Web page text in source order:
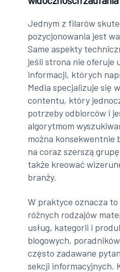
Jednym z filarów
pozycjonowania jest
Same aspekty
jeśli strona nie oferuje
informacji, których
Media specjalizuje się
contentu, który
potrzeby odbiorców i
algorytmom
można konsekwentnie
na coraz szerszą
także kreować
branży.
W praktyce oznacza
różnych rodzajów
usług, kategorii i
blogowych,
często zadawane
sekcji informacyjnych.